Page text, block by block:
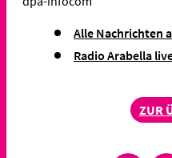
Alle Nachrichten
Radio Arabella
ZUR